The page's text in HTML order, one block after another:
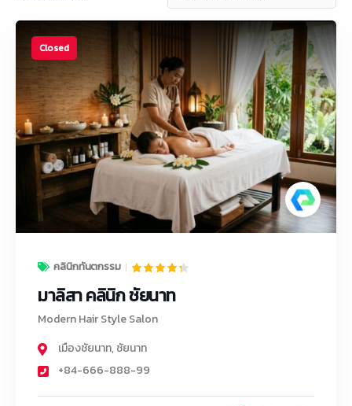
Closed
คลินิกทันตกรรม
มาลิสา คลินิก ชัยนาท
Modern Hair Style Salon
เมืองชัยนาท,ชัยนาท
+84-666-888-99